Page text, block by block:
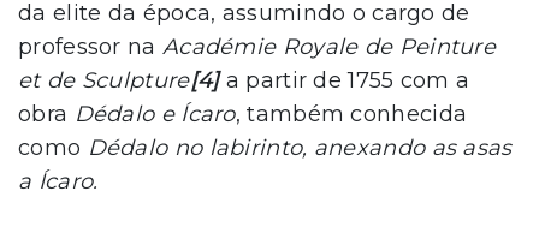
da elite da época, assumindo o cargo de
professor na Académie Royale de Peinture
et de Sculpture[4]a partir de 1755 com a
obra Dédalo e Ícaro, também conhecida
como Dédalo no labirinto, anexando as asas
a Ícaro.